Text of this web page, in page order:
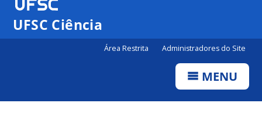
UFSC Ciência
Área Restrita Administradores do Site
MENU